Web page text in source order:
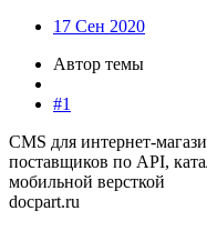
17 Сен 2020
Автор темы
#1
CMS для интернет-
поставщиков по API,
мобильной версткой
docpart.ru